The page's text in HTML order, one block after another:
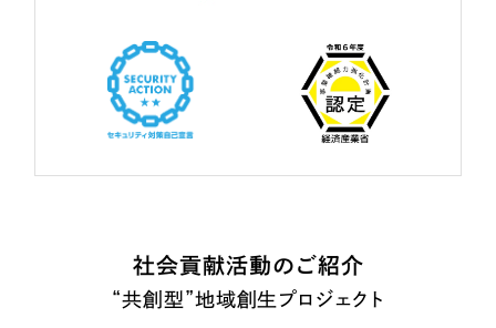
社会貢献活動のご紹介
“共創型”地域創生プロジェクト